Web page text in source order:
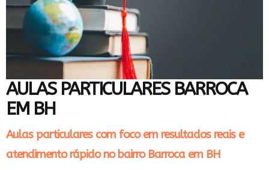
AULAS PARTICULARES BARROCA
EM BH
Aulas particulares com foco em resultados reais e
atendimento rápido no bairro Barroca em BH